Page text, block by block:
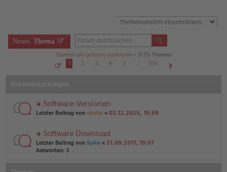
Neues Thema
Themen als gelesen markieren • 3175 Themen
1
v
o
n
6
1 2 3 4 5 …
106
rs
u
n
g
Software-Versionen
Letzter Beitrag von okular « 02.12.2025, 15:59
rs
te
Software Download
Letzter Beitrag von Sylke « 21.09.2017, 19:07
Antworten: 3